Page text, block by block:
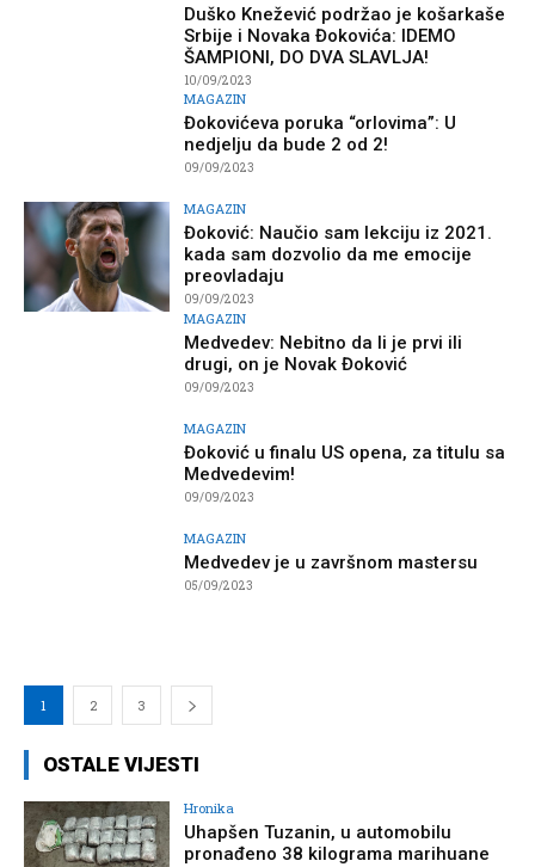
Duško Knežević podržao je košarkaše
Srbije i Novaka Đokovića: IDEMO
ŠAMPIONI, DO DVA SLAVLJA!
10/09/2023
MAGAZIN
Đokovićeva poruka “orlovima”: U
nedjelju da bude 2 od 2!
09/09/2023
MAGAZIN
Đoković: Naučio sam lekciju iz 2021.
kada sam dozvolio da me emocije
preovladaju
09/09/2023
MAGAZIN
Medvedev: Nebitno da li je prvi ili
drugi, on je Novak Đoković
09/09/2023
MAGAZIN
Đoković u finalu US opena, za titulu sa
Medvedevim!
09/09/2023
MAGAZIN
Medvedev je u završnom mastersu
05/09/2023
1 2 3
OSTALE VIJESTI
Hronika
Uhapšen Tuzanin, u automobilu
pronađeno 38 kilograma marihuane